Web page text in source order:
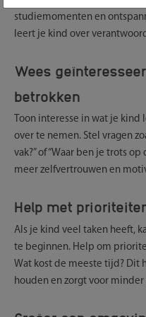
studiemomenten en
leert je kind over
Wees
betrokken
Toon interesse in wat je
over te nemen. Stel vragen
vak?” of “Waar ben je trots
meer zelfvertrouwen en
Help met
Als je kind veel taken heeft,
te beginnen. Help om
Wat kost de meeste tijd? Dit
houden en zorgt voor minder